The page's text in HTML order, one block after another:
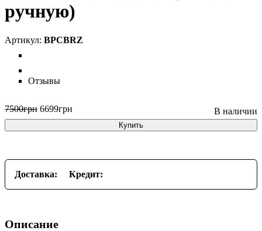
ручную)
BPCBRZ
Отзывы
7500грн 6699грн
Купить
Доставка: Кредит:
Описание